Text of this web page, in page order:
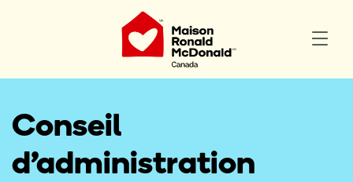
Conseil
d’administration